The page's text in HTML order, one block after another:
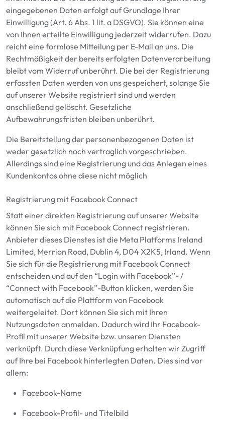
eingegebenen Daten erfolgt auf Grundlage Ihrer
Einwilligung (Art. 6 Abs. 1 lit. a DSGVO). Sie können eine
von Ihnen erteilte Einwilligung jederzeit widerrufen. Dazu
reicht eine formlose Mitteilung per E-Mail an uns. Die
Rechtmäßigkeit der bereits erfolgten Datenverarbeitung
bleibt vom Widerruf unberührt. Die bei der Registrierung
erfassten Daten werden von uns gespeichert, solange Sie
auf unserer Website registriert sind und werden
anschließend gelöscht. Gesetzliche
Aufbewahrungsfristen bleiben unberührt.
Die Bereitstellung der personenbezogenen Daten ist
weder gesetzlich noch vertraglich vorgeschrieben.
Allerdings sind eine Registrierung und das Anlegen eines
Kundenkontos ohne diese nicht möglich
Registrierung mit Facebook Connect
Statt einer direkten Registrierung auf unserer Website
können Sie sich mit Facebook Connect registrieren.
Anbieter dieses Dienstes ist die Meta Platforms Ireland
Limited, Merrion Road, Dublin 4, D04 X2K5, Irland. Wenn
Sie sich für die Registrierung mit Facebook Connect
entscheiden und auf den “Login with Facebook”- /
“Connect with Facebook”-Button klicken, werden Sie
automatisch auf die Plattform von Facebook
weitergeleitet. Dort können Sie sich mit Ihren
Nutzungsdaten anmelden. Dadurch wird Ihr Facebook-
Profil mit unserer Website bzw. unseren Diensten
verknüpft. Durch diese Verknüpfung erhalten wir Zugriff
auf Ihre bei Facebook hinterlegten Daten. Dies sind vor
allem:
Facebook-Name
Facebook-Profil- und Titelbild